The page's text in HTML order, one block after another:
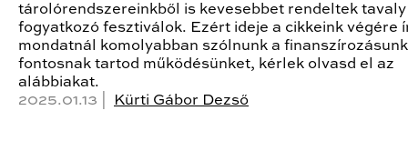
tárolórendszereinkből is kevesebbet rendeltek tavaly
fogyatkozó fesztiválok. Ezért ideje a cikkeink végére
mondatnál komolyabban szólnunk a
fontosnak tartod működésünket, kérlek olvasd el az
alábbiakat.
2025.01.13 |
Kürti Gábor Dezső